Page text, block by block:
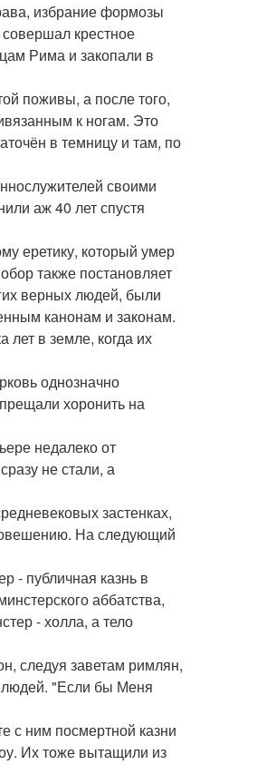
избрание формозы
крестное
Рима и закопали в
поживы, а после того,
к ногам. Это
в темницу и там, по
своими
аж 40 лет спустя
еретику, который умер
также постановляет
верных людей, были
канонам и законам.
лет в земле, когда их
однозначно
хоронить на
недалеко от
не стали, а
застенках,
На следующий
- публичная казнь в
аббатства,
- холла, а тело
следуя заветам римлян,
людей. "Если бы Меня
с ним посмертной казни
Их тоже вытащили из